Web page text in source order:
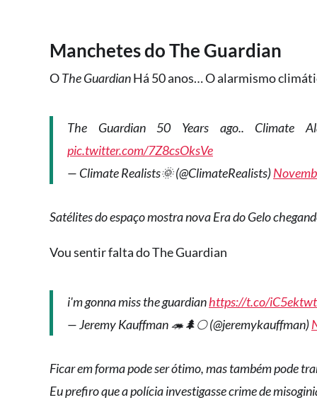
Manchetes do The Guardian
OThe GuardianHá 50 anos… O alarmismo
The Guardian 50 Years ago.. Climate
pic.twitter.com/7Z8csOksVe
— Climate Realists🌞 (@ClimateRealists)
Satélites do espaço mostra nova Era do Gelo
Vou sentir falta do The Guardian
i'm gonna miss the guardianhttps://t.co/
— Jeremy Kauffman 🦔🌲🌕 (@jeremykauffman)
Ficar em forma pode ser ótimo, mas também pode
Eu prefiro que a polícia investigasse crime de